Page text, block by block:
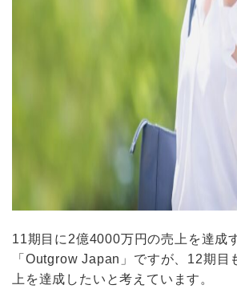
11期目に2億4000万円の売上を達成
「Outgrow Japan」ですが、12期目
上を達成したいと考えています。